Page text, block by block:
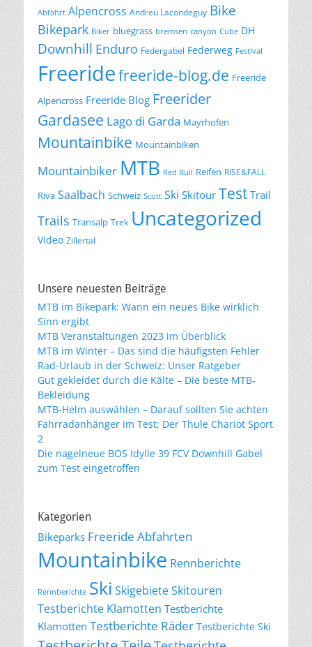
Abfahrt Alpencross Andreu Lacondeguy Bike
Bikepark Biker bluegrass bremsen canyon Cube DH
Downhill Enduro Federgabel Federweg Festival
Freeridefreeride-blog.de Freeride
Alpencross Freeride Blog Freerider
Gardasee Lago di Garda Mayrhofen
Mountainbike Mountainbiken
Mountainbiker MTB Red Bull Reifen RISE&FALL
Riva Saalbach Schweiz Scott Ski Skitour Test Trail
Trails Transalp Trek Uncategorized
Video Zillertal
Unsere neuesten Beiträge
MTB im Bikepark: Wann ein neues Bike wirklich
Sinn ergibt
MTB Veranstaltungen 2023 im Überblick
MTB im Winter – Das sind die häufigsten Fehler
Rad-Urlaub in der Schweiz: Unser Ratgeber
Gut gekleidet durch die Kälte – Die beste MTB-
Bekleidung
MTB-Helm auswählen – Darauf sollten Sie achten
Fahrradanhänger im Test: Der Thule Chariot Sport
2
Die nagelneue BOS Idylle 39 FCV Downhill Gabel
zum Test eingetroffen
Kategorien
Bikeparks Freeride Abfahrten
Mountainbike Rennberichte
Rennberichte Ski SkigebieteSkitouren
Testberichte Klamotten Testberichte
Klamotten Testberichte Räder Testberichte Ski